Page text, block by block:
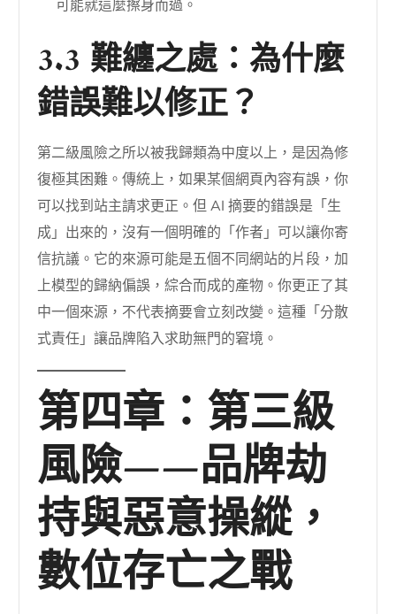
可能就這麼擦身而過。
3.3 難纏之處：為什麼
錯誤難以修正？
第二級風險之所以被我歸類為中度以上，是因為修
復極其困難。傳統上，如果某個網頁內容有誤，你
可以找到站主請求更正。但 AI 摘要的錯誤是「生
成」出來的，沒有一個明確的「作者」可以讓你寄
信抗議。它的來源可能是五個不同網站的片段，加
上模型的歸納偏誤，綜合而成的產物。你更正了其
中一個來源，不代表摘要會立刻改變。這種「分散
式責任」讓品牌陷入求助無門的窘境。
第四章：第三級
風險——品牌劫
持與惡意操縱，
數位存亡之戰